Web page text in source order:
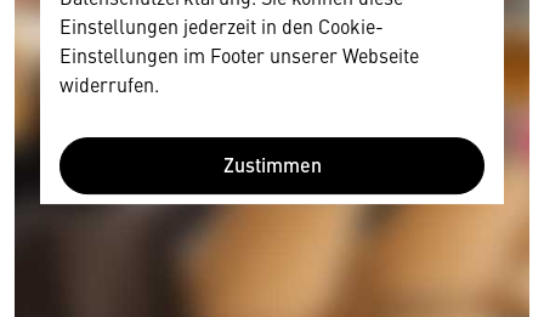
Einstellungen jederzeit in den Cookie-
Einstellungen im Footer unserer Webseite
widerrufen.
Zustimmen